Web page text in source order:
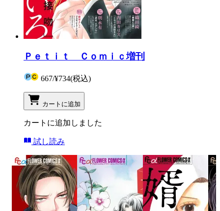
Ｐｅｔｉｔ Ｃｏｍｉｃ増刊
667/¥734(税込)
カートに追加
カートに追加しました
試し読み